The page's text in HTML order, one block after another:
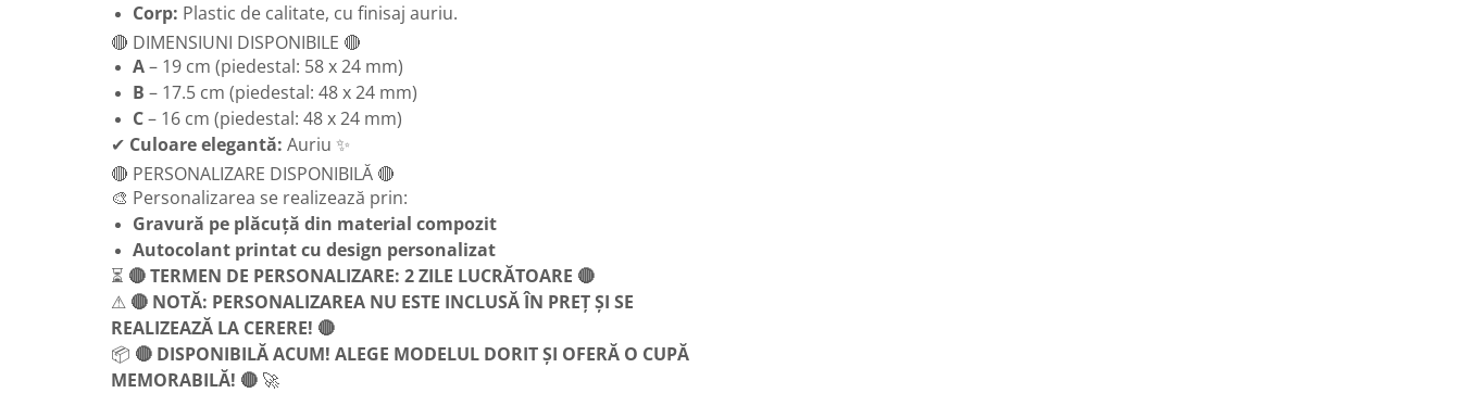
Trofee Rasina
Trofee Metalice
Accesorii Trofee
Personalizari Trofee
Cutii de Prezentare , Mape
Trofeu Plastic
Figurine Rasina
Figurine Plastic
Accesorii Figurine
Corp: Plastic de calitate, cu finisaj auriu.
🔴 DIMENSIUNI DISPONIBILE 🔴
A– 19 cm (piedestal: 58 x 24 mm)
B – 17.5 cm (piedestal: 48 x 24 mm)
C– 16 cm (piedestal: 48 x 24 mm)
✔ Culoare elegantă: Auriu ✨
🔴 PERSONALIZARE DISPONIBILĂ 🔴
🎨 Personalizarea se realizează prin:
Gravură pe plăcuță din material compozit
Autocolant printat cu design personalizat
⏳ 🔴 TERMEN DE PERSONALIZARE: 2 ZILE LUCRĂTOARE 🔴
⚠ 🔴 NOTĂ: PERSONALIZAREA NU ESTE INCLUSĂ ÎN PREȚ ȘI SE
REALIZEAZĂ LA CERERE! 🔴
📦 🔴 DISPONIBILĂ ACUM! ALEGE MODELUL DORIT ȘI OFERĂ O CUPĂ
MEMORABILĂ! 🔴 🚀